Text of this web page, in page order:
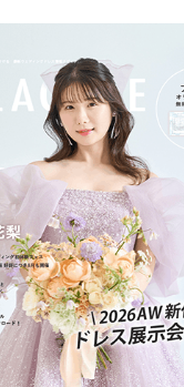
注品とのこと。 ダイヤモンド
続きを読む